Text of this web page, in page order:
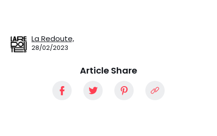
La Redoute,
28/02/2023
Article Share